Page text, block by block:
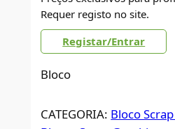
Requer registo no site.
Registar/Entrar
Bloco
CATEGORIA: Bloco